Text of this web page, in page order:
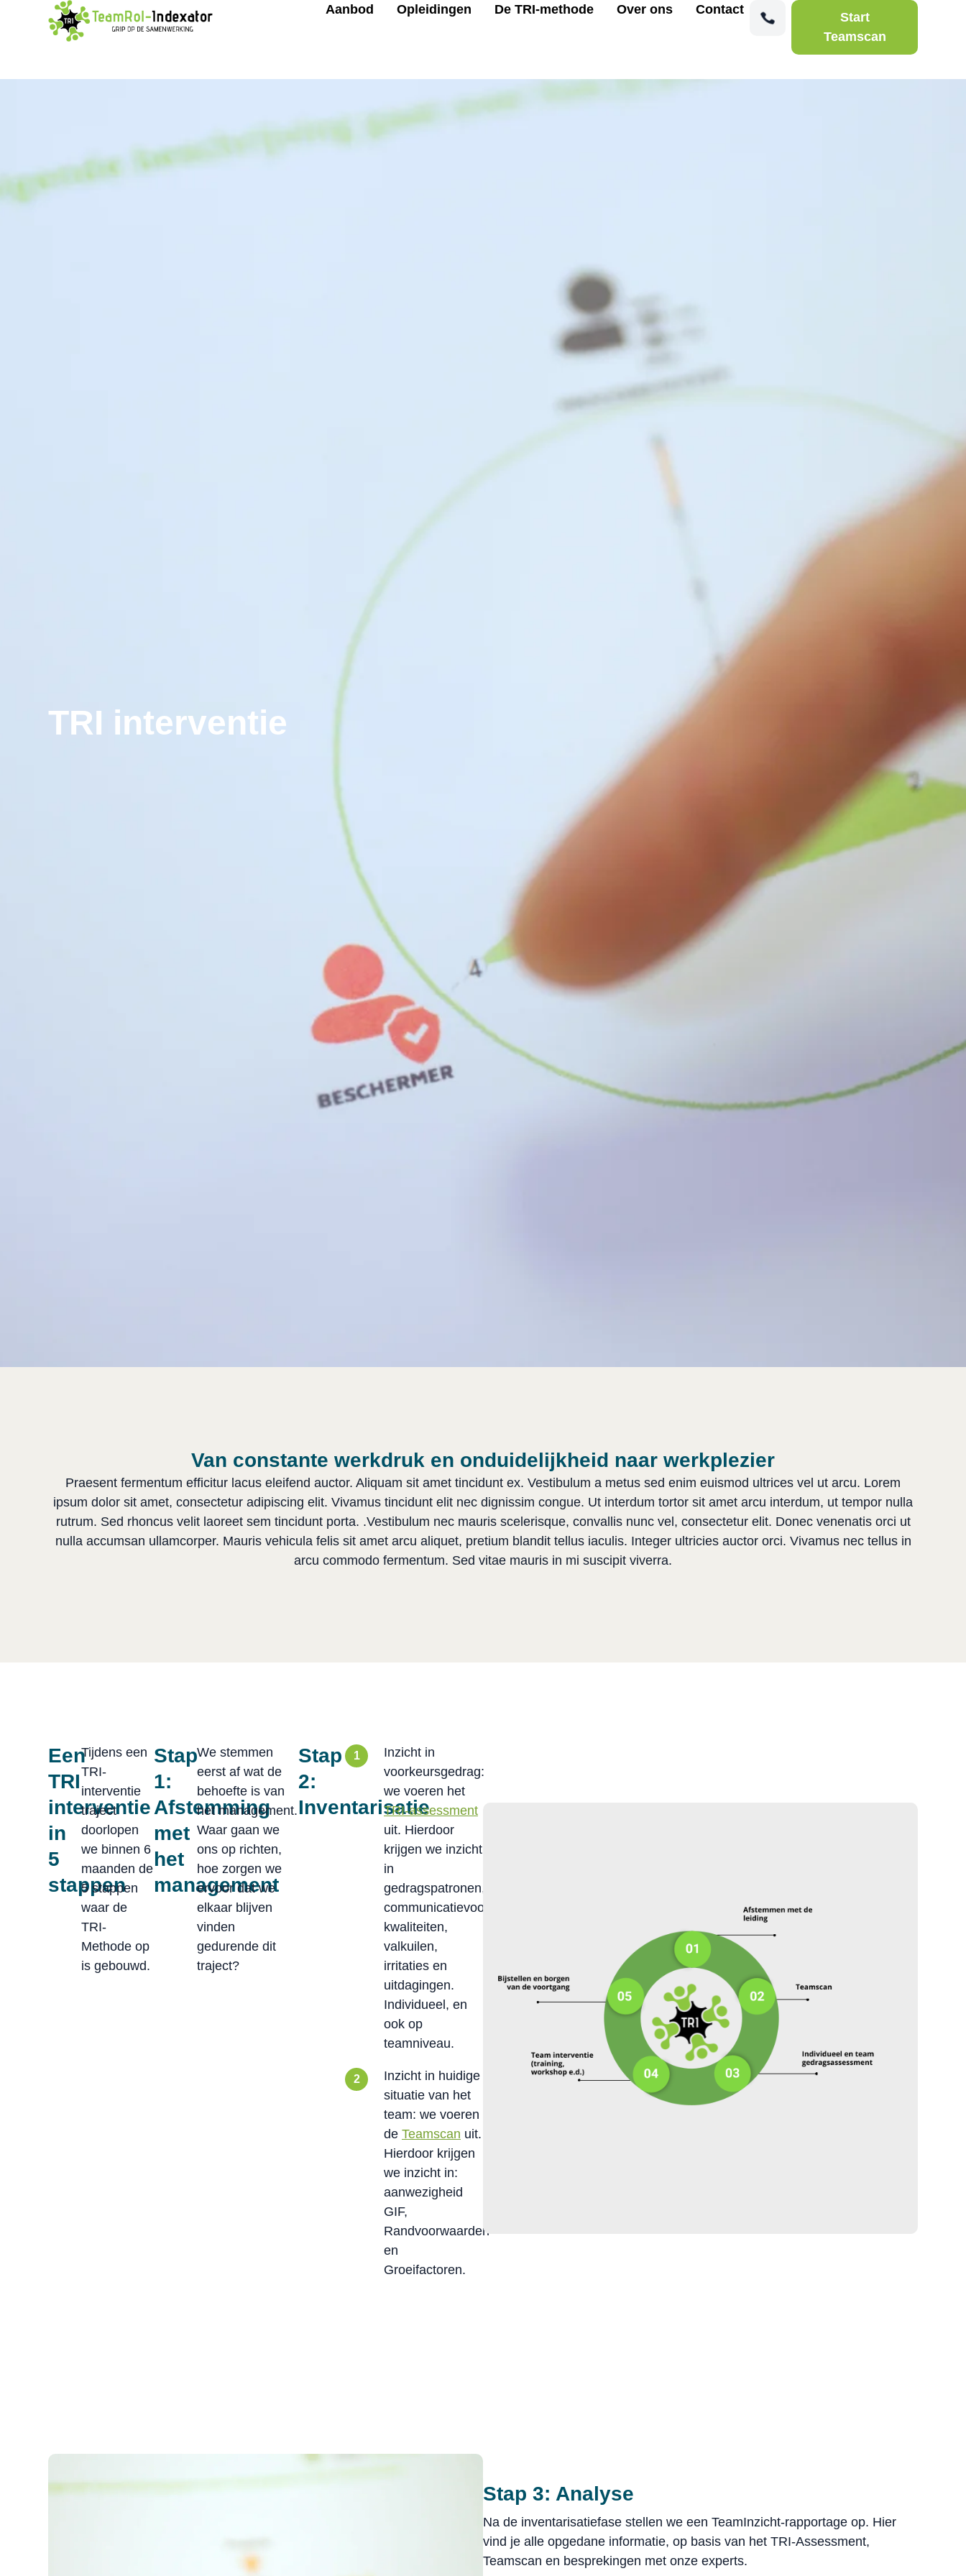
Aanbod Opleidingen De TRI-methode Over ons Contact
Start
Teamscan
TRI interventie
Van constante werkdruk en onduidelijkheid naar werkplezier
Praesent fermentum efficitur lacus eleifend auctor. Aliquam sit amet tincidunt ex. Vestibulum a metus sed enim euismod ultrices vel ut arcu. Lorem
ipsum dolor sit amet, consectetur adipiscing elit. Vivamus tincidunt elit nec dignissim congue. Ut interdum tortor sit amet arcu interdum, ut tempor nulla
rutrum. Sed rhoncus velit laoreet sem tincidunt porta. .Vestibulum nec mauris scelerisque, convallis nunc vel, consectetur elit. Donec venenatis orci ut
nulla accumsan ullamcorper. Mauris vehicula felis sit amet arcu aliquet, pretium blandit tellus iaculis. Integer ultricies auctor orci. Vivamus nec tellus in
arcu commodo fermentum. Sed vitae mauris in mi suscipit viverra.
Een
TRI
interventie
in
5
stappen
Tijdens een
TRI-
interventie
traject
doorlopen
we binnen 6
maanden de
5 stappen
waar de
TRI-
Methode op
is gebouwd.
Stap
1:
Afstemming
met
het
management
We stemmen
eerst af wat de
behoefte is van
het management.
Waar gaan we
ons op richten,
hoe zorgen we
ervoor dat we
elkaar blijven
vinden
gedurende dit
traject?
Stap
2:
Inventarisatie
Inzicht in
voorkeursgedrag:
we voeren het
TRI-assessment
uit. Hierdoor
krijgen we inzicht
in
gedragspatronen,
communicatievoorkeuren,
kwaliteiten,
valkuilen,
irritaties en
uitdagingen.
Individueel, en
ook op
teamniveau.
Inzicht in huidige
situatie van het
team: we voeren
de Teamscan uit.
Hierdoor krijgen
we inzicht in:
aanwezigheid
GIF,
Randvoorwaarden
en
Groeifactoren.
Stap 3: Analyse
Na de inventarisatiefase stellen we een TeamInzicht-rapportage op. Hier
vind je alle opgedane informatie, op basis van het TRI-Assessment,
Teamscan en besprekingen met onze experts.